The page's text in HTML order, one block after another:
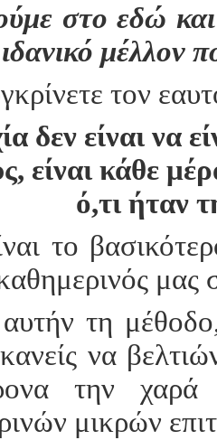
στο εδώ
μέλλον
τον
δεν είναι να
είναι κάθε
ό,τι ήταν
το
μας
τη
να
την
μικρών